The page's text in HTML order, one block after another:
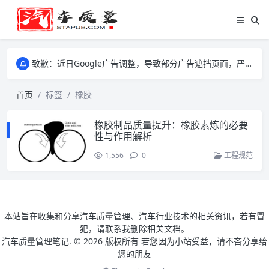
致歉：近日Google广告调整，导致部分广告遮挡页面，严重影响大家访问体验，将尽快调整完成，由此带来的不便，特意致歉！
致歉：近日Google广告调整，导致部分广告遮挡页面，严重影响大家访问体验，将尽快调整完成，由此带来的不便，特意致歉！
首页 标签 橡胶
橡胶制品质量提升：橡胶素炼的必要
性与作用解析
1,556 0 工程规范
本站旨在收集和分享汽车质量管理、汽车行业技术的相关资讯，若有冒
犯，请联系我删除相关文档。
汽车质量管理笔记. © 2026 版权所有 若您因为小站受益，请不吝分享给
您的朋友